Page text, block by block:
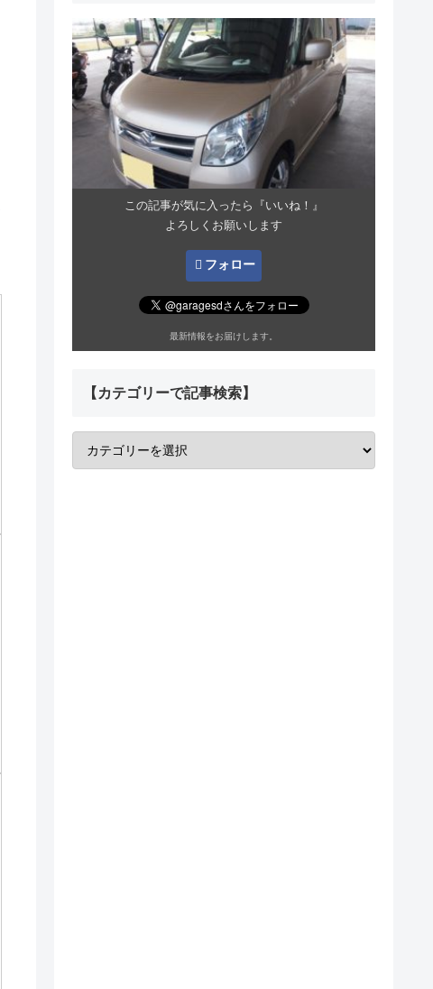
この記事が気に入ったら『いいね！』
よろしくお願いします
フォロー
最新情報をお届けします。
【カテゴリーで記事検索】